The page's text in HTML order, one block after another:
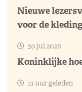
Nieuwe
voor de
30 jul 2026
Koninklijke
13 uur geleden